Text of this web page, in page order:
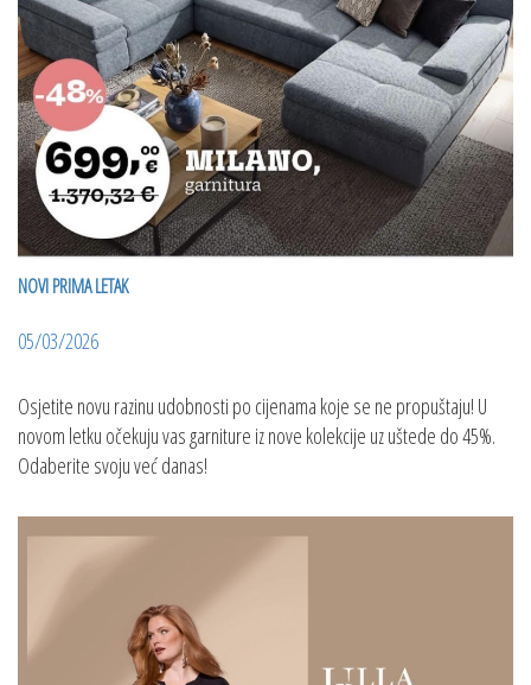
NOVI PRIMA LETAK
05/03/2026
Osjetite novu razinu udobnosti po cijenama koje se ne propuštaju! U
novom letku očekuju vas garniture iz nove kolekcije uz uštede do 45%.
Odaberite svoju već danas!